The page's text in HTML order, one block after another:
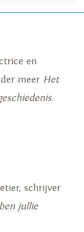
en
meer Het
.
schrijver
jullie